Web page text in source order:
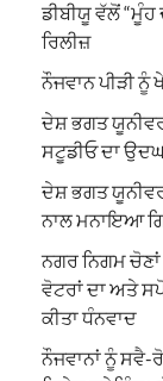
ਡੀਬੀਯੂ ਵੱਲੋਂ
ਰਿਲੀਜ਼
ਨੌਜਵਾਨ ਪੀੜੀ ਨੂੰ
ਦੇਸ਼ ਭਗਤ
ਸਟੂਡੀਓ ਦਾ
ਦੇਸ਼ ਭਗਤ
ਨਾਲ ਮਨਾਇਆ
ਨਗਰ ਨਿਗਮ
ਵੋਟਰਾਂ ਦਾ ਅਤੇ
ਕੀਤਾ ਧੰਨਵਾਦ
ਨੌਜਵਾਨਾਂ ਨੂੰ